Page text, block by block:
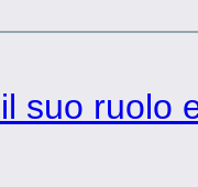
suo ruolo